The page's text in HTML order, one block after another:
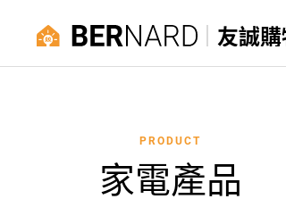
友誠
PRODUCT
家電產品